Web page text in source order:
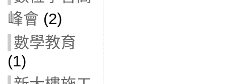
峰會 (2)
數學教育
(1)